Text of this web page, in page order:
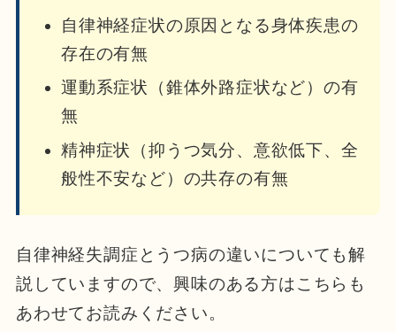
自律神経症状の原因となる身体疾患の
存在の有無
運動系症状（錐体外路症状など）の有
無
精神症状（抑うつ気分、意欲低下、全
般性不安など）の共存の有無
自律神経失調症とうつ病の違いについても解
説していますので、興味のある方はこちらも
あわせてお読みください。